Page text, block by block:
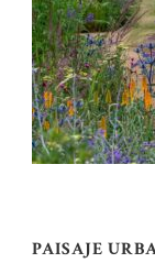
PAISAJE